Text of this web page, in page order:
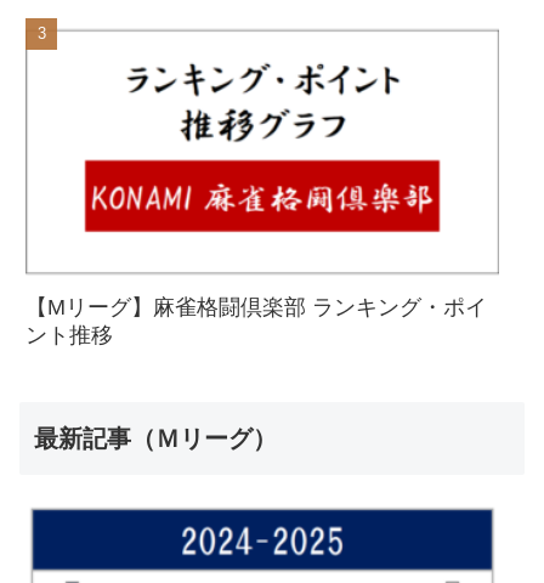
【Mリーグ】麻雀格闘倶楽部 ランキング・ポイ
ント推移
最新記事（Ｍリーグ）